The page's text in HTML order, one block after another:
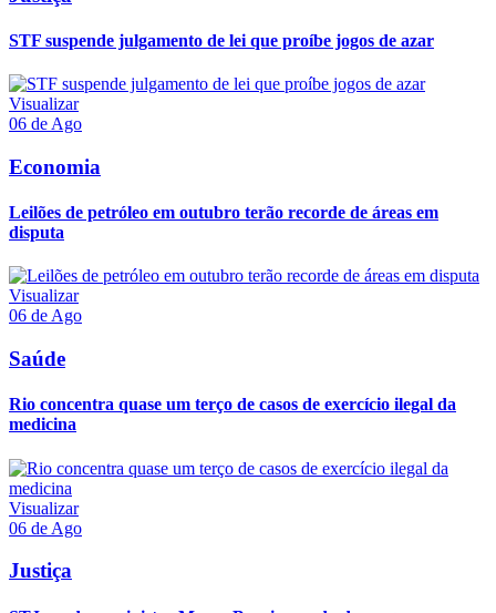
STF suspende julgamento de lei que proíbe jogos de azar
Visualizar
06 de Ago
Economia
Leilões de petróleo em outubro terão recorde de áreas em
disputa
Visualizar
06 de Ago
Saúde
Rio concentra quase um terço de casos de exercício ilegal da
medicina
Visualizar
06 de Ago
Justiça